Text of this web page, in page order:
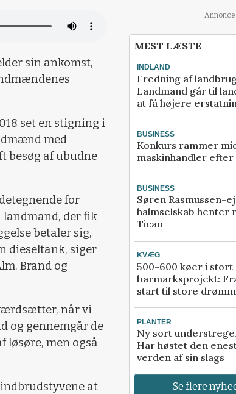
sin ankomst,
set en stigning i
med
besøg af ubudne
for
landmand, der fik
betaler sig,
dieseltank, siger
Brand og
når vi
og gennemgår de
løsøre, men også
at
Annonce
MEST LÆSTE
INDLAND
Fredning af
Landmand går til
at få højere
BUSINESS
Konkurs rammer
maskinhandler efter
BUSINESS
Søren Rasmussen-
halmselskab henter
Tican
KVÆG
500-600 køer i stort
barmarksprojekt:
start til store
PLANTER
Ny sort
Har høstet den
verden af sin slags
Se flere